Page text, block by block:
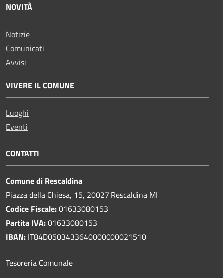
NOVITÀ
Notizie
Comunicati
Avvisi
VIVERE IL COMUNE
Luoghi
Eventi
CONTATTI
Comune di Rescaldina
Piazza della Chiesa, 15, 20027 Rescaldina MI
Codice Fiscale:01633080153
Partita IVA:01633080153
IBAN: IT84D0503433640000000021510
Tesoreria Comunale